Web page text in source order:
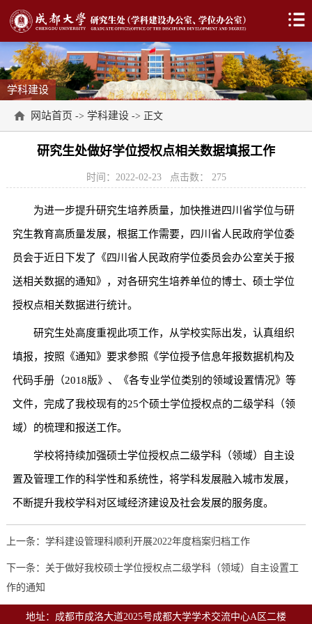
学科建设
网站首页 -> 学科建设 -> 正文
研究生处做好学位授权点相关数据填报工作
时间：2022-02-23 点击数： 275
为进一步提升研究生培养质量，加快推进四川省学位与研
究生教育高质量发展，根据工作需要，四川省人民政府学位委
员会于近日下发了《四川省人民政府学位委员会办公室关于报
送相关数据的通知》，对各研究生培养单位的博士、硕士学位
授权点相关数据进行统计。
研究生处高度重视此项工作，从学校实际出发，认真组织
填报，按照《通知》要求参照《学位授予信息年报数据机构及
代码手册（2018版》、《各专业学位类别的领域设置情况》等
文件，完成了我校现有的25个硕士学位授权点的二级学科（领
域）的梳理和报送工作。
学校将持续加强硕士学位授权点二级学科（领域）自主设
置及管理工作的科学性和系统性，将学科发展融入城市发展，
不断提升我校学科对区域经济建设及社会发展的服务度。
上一条：学科建设管理科顺利开展2022年度档案归档工作
下一条：关于做好我校硕士学位授权点二级学科（领域）自主设置工
作的通知
地址：成都市成洛大道2025号成都大学学术交流中心A区二楼